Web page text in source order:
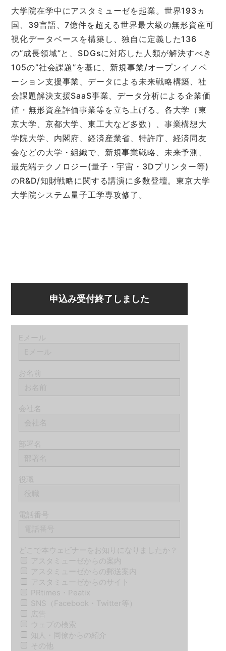
大学院在学中にアスタミューゼを起業。世界193ヵ
国、39言語、7億件を超える世界最大級の無形資産可
視化データベースを構築し、独自に定義した136
の”成長領域”と、SDGsに対応した人類が解決すべき
105の”社会課題”を基に、新規事業/オープンイノベ
ーション支援事業、データによる未来戦略構築、社
会課題解決支援SaaS事業、データ分析による企業価
値・無形資産評価事業等を立ち上げる。各大学（東
京大学、京都大学、東工大など多数）、事業構想大
学院大学、内閣府、経済産業省、特許庁、経済同友
会などの大学・組織で、新規事業戦略、未来予測、
最先端テクノロジー(量子・宇宙・3Dプリンター等)
のR&D/知財戦略に関する講演に多数登壇。東京大学
大学院システム量子工学専攻修了。
申込み受付終了しました
Eメール
お名前
会社名
部署名
役職
電話番号
どこで本ウェビナーをお知りになりましたか？
アスタミューゼからの案内
アスタミューゼからの郵送案内
アスタミューゼからのサイト
PRtimes・Peatix
SNS（Facebook・Twitter等）
広告
ウェブの検索
知人・同僚からの紹介
その他